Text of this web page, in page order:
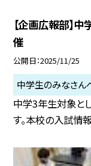
【企画広報部】
催
公開日 2025/11/25
中学生のみなさん
中学3年生対象と
す。本校の入試情